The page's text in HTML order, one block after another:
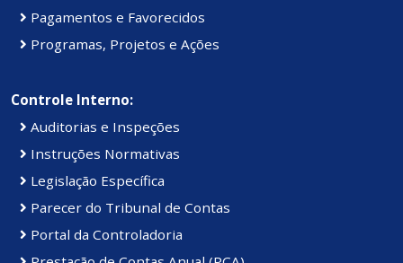
Pagamentos e Favorecidos
Programas, Projetos e Ações
Controle Interno:
Auditorias e Inspeções
Instruções Normativas
Legislação Específica
Parecer do Tribunal de Contas
Portal da Controladoria